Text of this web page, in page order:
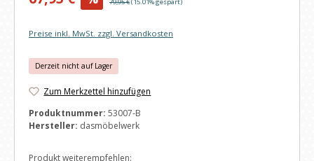
Preise inkl. MwSt. zzgl. Versandkosten
Derzeit nicht auf Lager
Zum Merkzettel hinzufügen
Produktnummer: 53007-B
Hersteller: dasmöbelwerk
Produkt weiterempfehlen: